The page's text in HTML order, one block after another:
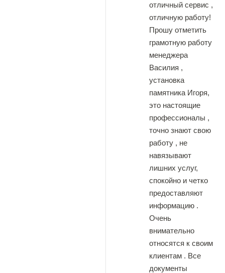
отличный сервис ,
отличную работу!
Прошу отметить
грамотную работу
менеджера
Василия ,
установка
памятника Игоря,
это настоящие
профессионалы ,
точно знают свою
работу , не
навязывают
лишних услуг,
спокойно и четко
предоставляют
информацию .
Очень
внимательно
относятся к своим
клиентам . Все
документы